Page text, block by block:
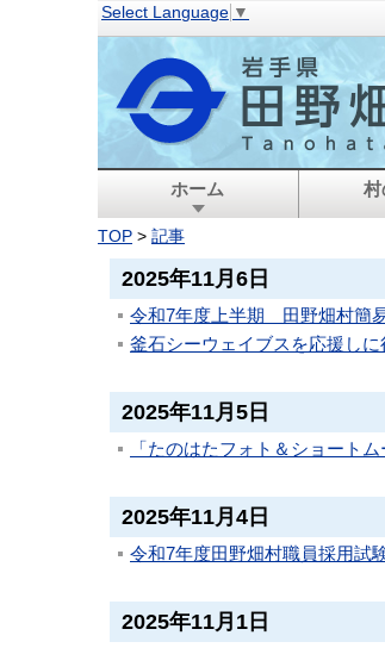
Select Language ▼
ホーム 村
TOP > 記事
2025年11月6日
令和7年度上半期 田野畑村簡
釜石シーウェイブスを応援しに
2025年11月5日
「たのはたフォト＆ショート
2025年11月4日
令和7年度田野畑村職員採用試
2025年11月1日